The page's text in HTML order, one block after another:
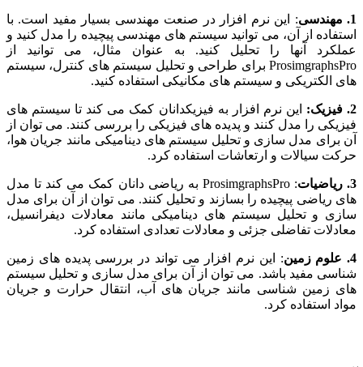
1. مهندسی
: این نرم افزار در صنعت مهندسی بسیار مفید است. با
استفاده از آن، می توانید سیستم های مهندسی پیچیده را مدل کنید و
عملکرد آنها را تحلیل کنید. به عنوان مثال، می توانید از
ProsimgraphsPro برای طراحی و تحلیل سیستم های کنترل، سیستم
های الکتریکی و سیستم های مکانیکی استفاده کنید.
2. فیزیک:
این نرم افزار به فیزیکدانان کمک می کند تا سیستم های
فیزیکی را مدل کنند و پدیده های فیزیکی را بررسی کنند. می توان از
آن برای مدل سازی و تحلیل سیستم های دینامیکی مانند جریان هوا،
حرکت سیالات و ارتعاشات استفاده کرد.
3. ریاضیات
: ProsimgraphsPro به ریاضی دانان کمک می کند تا مدل
های ریاضی پیچیده را بسازند و تحلیل کنند. می توان از آن برای مدل
سازی و تحلیل سیستم های دینامیکی مانند معادلات دیفرانسیل،
معادلات تفاضلی جزئی و معادلات تعدادی استفاده کرد.
4. علوم زمین
: این نرم افزار می تواند در بررسی پدیده های زمین
شناسی مفید باشد. می توان از آن برای مدل سازی و تحلیل سیستم
های زمین شناسی مانند جریان های آب، انتقال حرارت و جریان
مواد استفاده کرد.